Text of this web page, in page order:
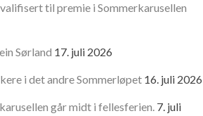
til premie i Sommerkarusellen
Sørland 17. juli 2026
i det andre Sommerløpet 16. juli 2026
går midt i fellesferien. 7. juli